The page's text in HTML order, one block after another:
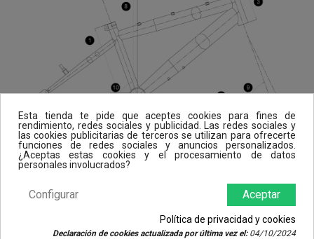
Esta tienda te pide que aceptes cookies para fines de
rendimiento, redes sociales y publicidad. Las redes sociales y
las cookies publicitarias de terceros se utilizan para ofrecerte
funciones de redes sociales y anuncios personalizados.
¿Aceptas estas cookies y el procesamiento de datos
personales involucrados?
Aceptar
Configurar
Política de privacidad y cookies
Declaración de cookies actualizada por última vez el:04/10/2024